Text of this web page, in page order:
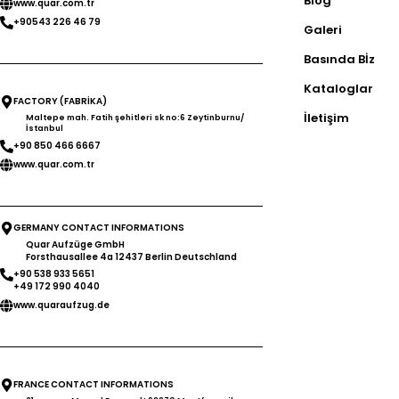
Eingänge / 14
Bis zu 256
Niederländisch,
Französisch,
www.quar.com.tr
+90543 226 46 79
FACTORY (FABRİKA)
Maltepe mah. Fatih şehitleri sk no:6 Zeytinburnu/
İstanbul
+90 850 466 6667
www.quar.com.tr
GERMANY CONTACT INFORMATIONS
Quar Aufzüge GmbH
Forsthausallee 4a 12437 Berlin Deutschland
+90 538 933 5651
+49 172 990 4040
www.quaraufzug.de
FRANCE CONTACT INFORMATIONS
Galeri
Basında Bİz
Kataloglar
İletişim